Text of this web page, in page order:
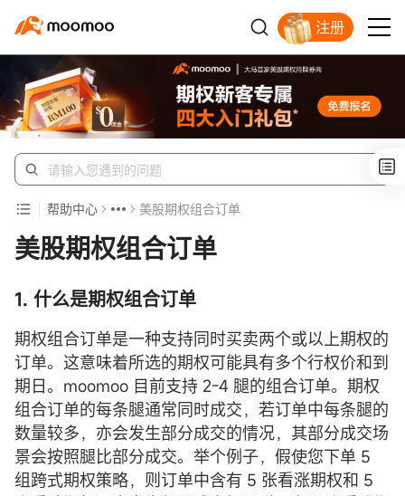
注册
帮助中心 美股期权组合订单
美股期权组合订单
1. 什么是期权组合订单
期权组合订单是一种支持同时买卖两个或以上期权的
订单。这意味着所选的期权可能具有多个行权价和到
期日。moomoo 目前支持 2-4 腿的组合订单。期权
组合订单的每条腿通常同时成交，若订单中每条腿的
数量较多，亦会发生部分成交的情况，其部分成交场
景会按照腿比部分成交。举个例子，假使您下单 5
组跨式期权策略，则订单中含有 5 张看涨期权和 5